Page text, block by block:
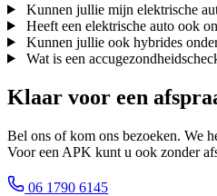
Kunnen jullie mijn elektrische
Heeft een elektrische auto ook
Kunnen jullie ook hybrides
Wat is een
Klaar voor een
Bel ons of kom ons bezoeken. We
Voor een APK kunt u ook zonder
06 1790 6145